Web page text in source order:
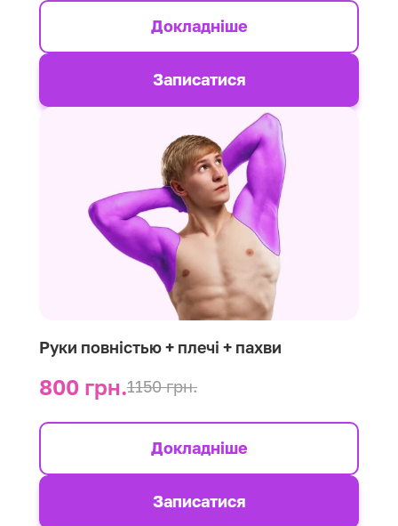
Докладніше
Записатися
Руки повністью + плечі + пахви
800 грн.1150 грн.
Докладніше
Записатися